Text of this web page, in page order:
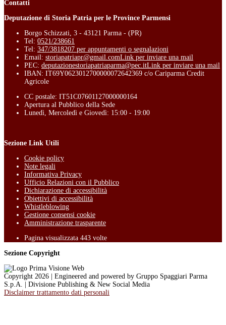
Contatti
Deputazione di Storia Patria per le Province Parmensi
Borgo Schizzati, 3 - 43121 Parma - (PR)
Tel: 0521/238661
Tel: 347/3818207 per appuntamenti o segnalazioni
Email: storiapatriapr@gmail.comLink per inviare una mail
PEC: deputazionestoriapatriaparma@pec.itLink per inviare una mail
IBAN: IT69Y0623012700000072642369 c/o Cariparma Credit
Agricole
CC postale: IT51C07601127000000164
Apertura al Pubblico della Sede
Lunedì, Mercoledì e Giovedì: 15:00 - 19:00
Sezione Link Utili
Cookie policy
Note legali
Informativa Privacy
Ufficio Relazioni con il Pubblico
Dichiarazione di accessibilità
Obiettivi di accessibilità
Whistleblowing
Gestione consensi cookie
Amministrazione trasparente
Pagina visualizzata 443 volte
Sezione Copyright
Copyright 2026 | Engineered and powered by Gruppo Spaggiari Parma
S.p.A. | Divisione Publishing & New Social Media
Disclaimer trattamento dati personali